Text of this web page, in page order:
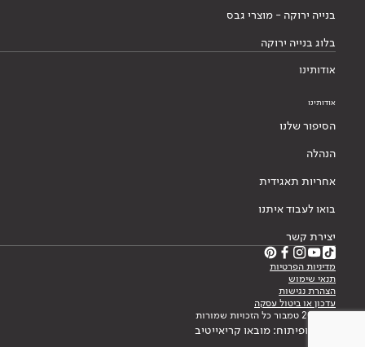
בנייה ירוקה - מוצרי גבס
בלוג בנייה ירוקה
אודותינו
אודותינו
הסיפור שלנו
הנהלה
אחריות תאגידית
בואו לעבוד איתנו
יצירת קשר
מדיניות הפרטיות
תנאי שימוש
הצהרת נגישות
עדכון או ביטול עסקה
© 2026 טמבור כל הזכויות שמורות
עיצוב ופיתוח: מובאו קריאייטיב